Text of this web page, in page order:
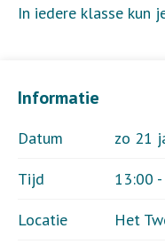
Informatie
Datum
zo 21
Tijd
13:00
Locatie
Het
In iedere klasse kun